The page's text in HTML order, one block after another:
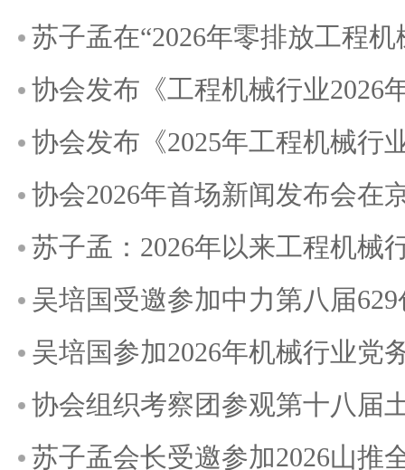
苏子孟在“2026年零排放工程
协会发布《工程机械行业2026
协会发布《2025年工程机械行
协会2026年首场新闻发布会在
苏子孟：2026年以来工程机械
吴培国受邀参加中力第八届
吴培国参加2026年机械行业党
协会组织考察团参观第十八届
苏子孟会长受邀参加2026山推